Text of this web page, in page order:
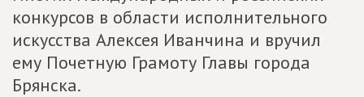
конкурсов в области исполнительного
искусства Алексея Иванчина и вручил
ему Почетную Грамоту Главы города
Брянска.